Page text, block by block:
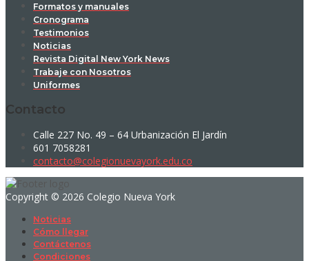
Formatos y manuales
Cronograma
Testimonios
Noticias
Revista Digital New York News
Trabaje con Nosotros
Uniformes
Contacto
Calle 227 No. 49 – 64 Urbanización El Jardín
601 7058281
contacto@colegionuevayork.edu.co
Copyright © 2026 Colegio Nueva York
Noticias
Cómo llegar
Contáctenos
Condiciones